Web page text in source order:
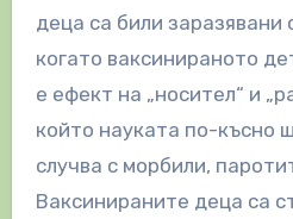
деца са били заразявани
когато ваксинираното
е ефект на „носител“ и
който науката по-късно
случва с морбили,
Ваксинираните деца са